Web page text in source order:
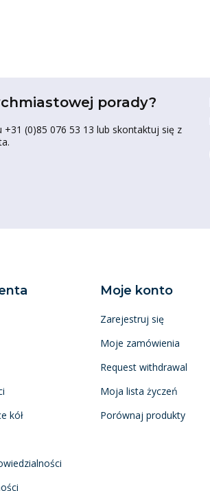
porady?
(0)85 076 53 13 lub skontaktuj się z
kół
Moje konto
Zarejestruj się
Moje zamówienia
Request withdrawal
Moja lista życzeń
Porównaj produkty